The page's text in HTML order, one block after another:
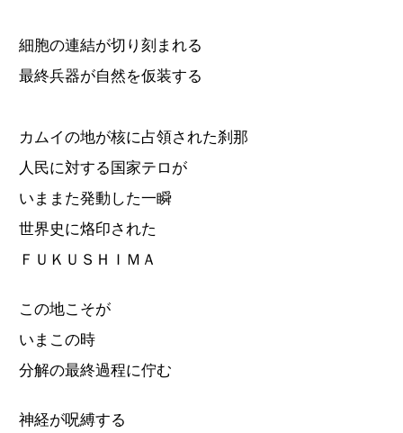
細胞の連結が切り刻まれる
最終兵器が自然を仮装する
カムイの地が核に占領された刹那
人民に対する国家テロが
いままた発動した一瞬
世界史に烙印された
ＦＵＫＵＳＨＩＭＡ
この地こそが
いまこの時
分解の最終過程に佇む
神経が呪縛する